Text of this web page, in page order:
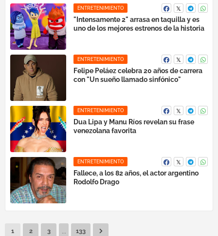
ENTRETENIMIENTO
"Intensamente 2" arrasa en taquilla y es
uno de los mejores estrenos de la historia
ENTRETENIMIENTO
Felipe Peláez celebra 20 años de carrera
con "Un sueño llamado sinfónico"
ENTRETENIMIENTO
Dua Lipa y Manu Ríos revelan su frase
venezolana favorita
ENTRETENIMIENTO
Fallece, a los 82 años, el actor argentino
Rodolfo Drago
1 2 3 ... 133